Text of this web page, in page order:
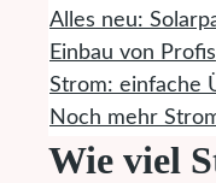
Alles neu:
Einbau von Profis
Strom: einfache
Noch mehr
Wie viel